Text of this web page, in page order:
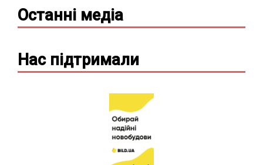
Останні медіа
Нас підтримали